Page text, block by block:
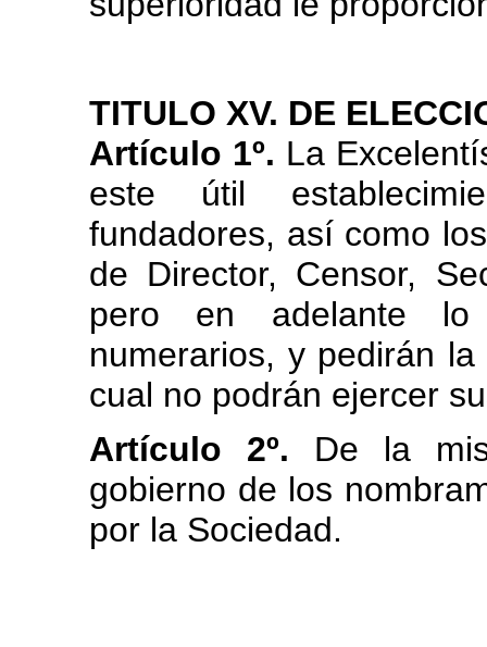
TITULO XV. DE
Artículo 1º. La
este útil
fundadores, así como
de Director, Censor,
pero en adelante
numerarios, y pedirán
cual no podrán ejercer
Artículo 2º. De la
gobierno de los
por la Sociedad.